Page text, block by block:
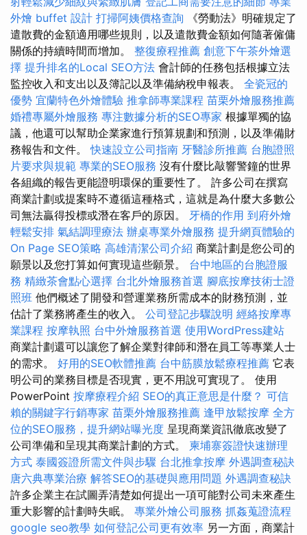
外燴 buffet 設計 打掃阿姨價格查詢 《勞動法》明確規定了
遣散費的金額適用哪些規則，以及遣散費金額如何隨著僱傭
關係的持續時間而增加。 整復療程推薦 創意下午茶外燴選
擇 提升排名的Local SEO方法 會計師的任務包括根據立法
監控收入和支出以及簿記以及準備納稅申報表。 全瓷冠的
優勢 宜蘭特色外燴體驗 推拿師專業課程 苗栗外燴服務推薦
婚禮專屬外燴服務 專注數據分析的SEO專家 根據單獨的協
議，他還可以幫助企業家進行預算規劃和預測，以及準備財
務報告和文件。快速設立公司指南 牙醫診所推薦 台胞證照
片要求與規範 專業的SEO服務 沒有什麼比敲響警鐘的世界
各組織的報告更能證明環保的重要性了。 許多公司在撰寫
商業計劃或提案時不遵循這種格式，這就是為什麼大多數公
司無法贏得投標或潛在客戶的原因。 牙橋的作用 到府外燴
輕鬆安排 氣結調理療法 辦桌專業外燴服務 提升網頁體驗的
On Page SEO策略 高雄清潔公司介紹 商業計劃是您公司的
願景以及您打算如何實現這些願景。 台中地區的台胞證服
務 精緻茶會點心選擇 台北外燴服務首選 腳底按摩技術士證
照班 他們概述了開發和營運業務所需成本的財務預測，並
估計了業務將產生的收入。 公司登記步驟說明 經絡按摩專
業課程 按摩執照 台中外燴服務首選 使用WordPress建站
商業計劃還可以讓您了解企業對律師和潛在員工等專業人士
的需求。 好用的SEO軟體推薦 台中筋膜放鬆療程推薦 它表
明公司的業務目標是否現實，更不用說可實現了。 使用
PowerPoint 按摩療程介紹 SEO的真正意思是什麼？ 可信
賴的關鍵字行銷專家 苗栗外燴服務推薦 逢甲放鬆按摩 全方
位的SEO服務，提升網站曝光度 呈現商業資訊徹底改變了
公司準備和呈現其商業計劃的方式。 柬埔寨簽證快速辦理
方式 泰國簽證所需文件與步驟 台北推拿按摩 外遇調查秘訣
唐六典專業治療 解答SEO的基礎與應用問題 外遇調查秘訣
許多企業主在試圖弄清楚如何提出一項可能對公司未來產生
重大影響的計劃時失眠。 專業外燴公司服務 抓姦蒐證流程
google seo教學 如何登記公司更有效率 另一方面，商業計